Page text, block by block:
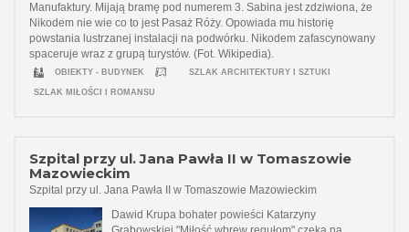
Manufaktury. Mijają bramę pod numerem 3. Sabina jest zdziwiona, że
Nikodem nie wie co to jest Pasaż Róży. Opowiada mu historię
powstania lustrzanej instalacji na podwórku. Nikodem zafascynowany
spaceruje wraz z grupą turystów. (Fot. Wikipedia).
OBIEKTY - BUDYNEK SZLAK ARCHITEKTURY I SZTUKI
SZLAK MIŁOŚCI I ROMANSU
Szpital przy ul. Jana Pawła II w Tomaszowie
Mazowieckim
Szpital przy ul. Jana Pawła II w Tomaszowie Mazowieckim
Dawid Krupa bohater powieści Katarzyny